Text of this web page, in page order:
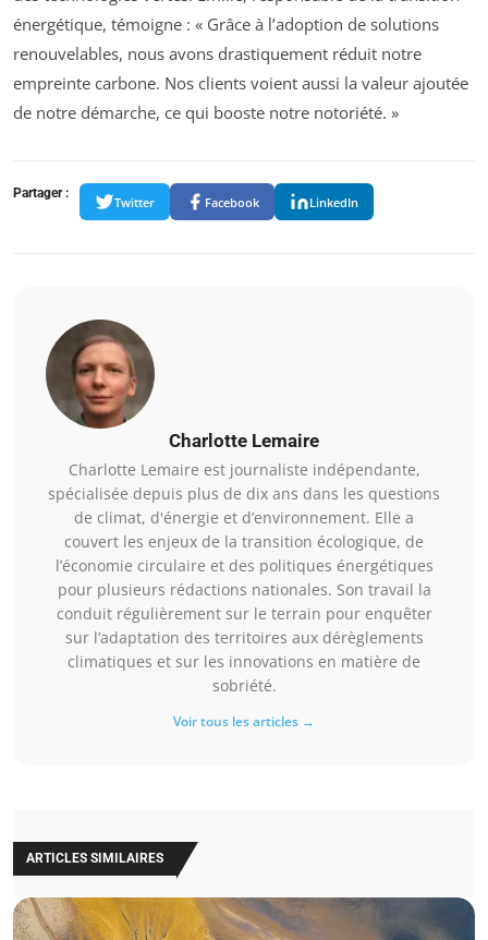
énergétique, témoigne : « Grâce à l’adoption de solutions
renouvelables, nous avons drastiquement réduit notre
empreinte carbone. Nos clients voient aussi la valeur ajoutée
de notre démarche, ce qui booste notre notoriété. »
Partager :
Twitter Facebook LinkedIn
Charlotte Lemaire
Charlotte Lemaire est journaliste indépendante,
spécialisée depuis plus de dix ans dans les questions
de climat, d'énergie et d’environnement. Elle a
couvert les enjeux de la transition écologique, de
l’économie circulaire et des politiques énergétiques
pour plusieurs rédactions nationales. Son travail la
conduit régulièrement sur le terrain pour enquêter
sur l’adaptation des territoires aux dérèglements
climatiques et sur les innovations en matière de
sobriété.
Voir tous les articles →
ARTICLES SIMILAIRES